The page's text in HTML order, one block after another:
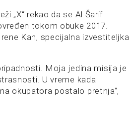
„X“ rekao da se Al Šarif
tokom obuke 2017.
Kan, specijalna izvestiteljka
Moja jedina misija je
U vreme kada
okupatora postalo pretnja“,